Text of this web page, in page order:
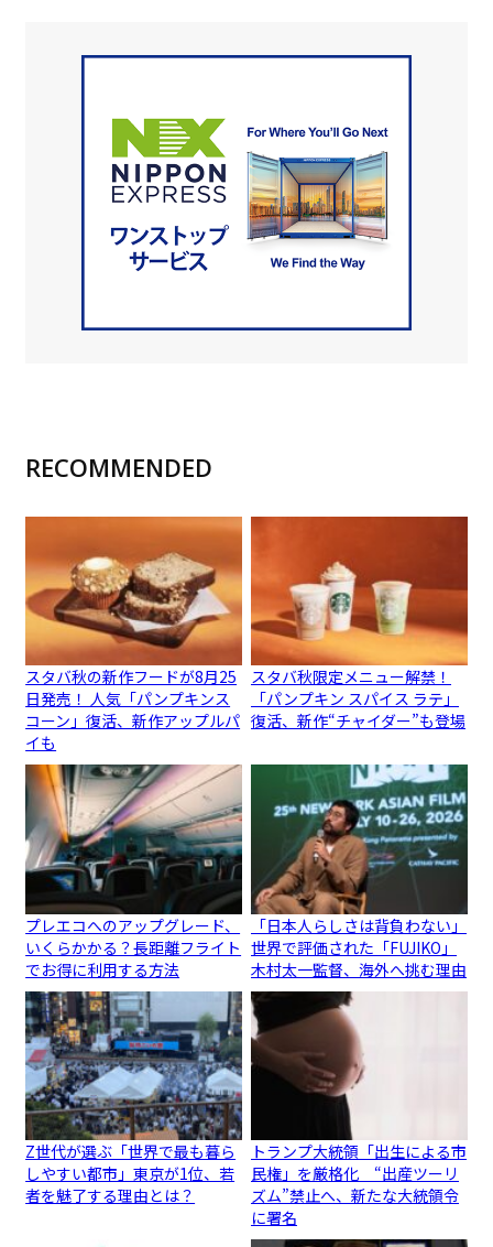
RECOMMENDED
スタバ秋の新作フードが8月25
日発売！ 人気「パンプキンス
コーン」復活、新作アップルパ
イも
スタバ秋限定メニュー解禁！
「パンプキン スパイス ラテ」
復活、新作“チャイダー”も登場
プレエコへのアップグレード、
いくらかかる？長距離フライト
でお得に利用する方法
「日本人らしさは背負わない」
世界で評価された「FUJIKO」
木村太一監督、海外へ挑む理由
Z世代が選ぶ「世界で最も暮ら
しやすい都市」東京が1位、若
者を魅了する理由とは？
トランプ大統領「出生による市
民権」を厳格化 “出産ツーリ
ズム”禁止へ、新たな大統領令
に署名